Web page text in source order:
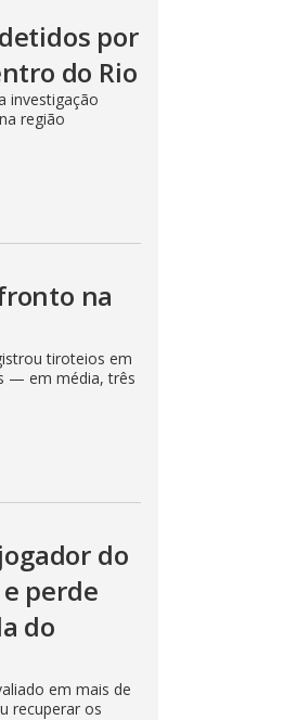
por
do Rio
investigação
região
na
tiroteios em
— em média, três
do
perde
do
em mais de
recuperar os